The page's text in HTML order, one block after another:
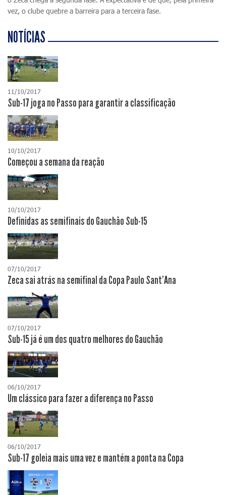
vez, o clube quebre a barreira para a terceira fase.
NOTÍCIAS
11/10/2017
Sub-17 joga no Passo para garantir a classificação
10/10/2017
Começou a semana da reação
10/10/2017
Definidas as semifinais do Gauchão Sub-15
07/10/2017
Zeca sai atrás na semifinal da Copa Paulo Sant'Ana
07/10/2017
Sub-15 já é um dos quatro melhores do Gauchão
06/10/2017
Um clássico para fazer a diferença no Passo
06/10/2017
Sub-17 goleia mais uma vez e mantém a ponta na Copa